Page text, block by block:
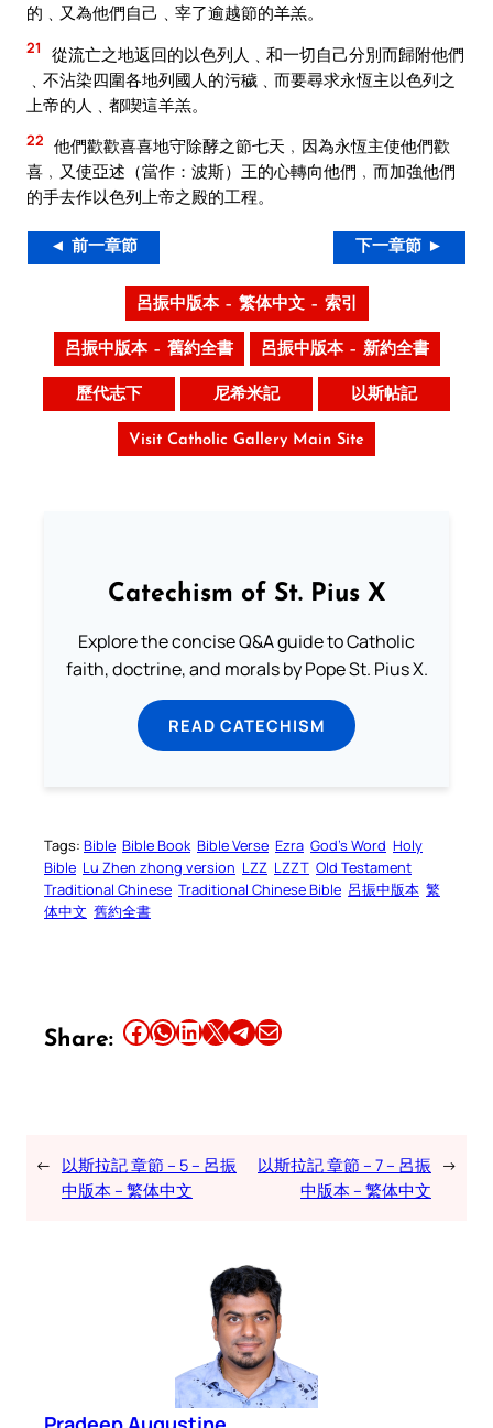
的﹑又為他們自己﹑宰了逾越節的羊羔。
21
從流亡之地返回的以色列人﹑和一切自己分別而歸附他們
﹑不沾染四圍各地列國人的污穢﹑而要尋求永恆主以色列之
上帝的人﹑都喫這羊羔。
22 他們歡歡喜喜地守除酵之節七天﹐因為永恆主使他們歡
喜﹐又使亞述（當作：波斯）王的心轉向他們﹐而加強他們
的手去作以色列上帝之殿的工程。
◄ 前一章節 下一章節 ►
呂振中版本 – 繁体中文 – 索引
呂振中版本 – 舊約全書 呂振中版本 – 新約全書
歷代志下 尼希米記 以斯帖記
Visit Catholic Gallery Main Site
Catechism of St. Pius X
Explore the concise Q&A guide to Catholic
faith, doctrine, and morals by Pope St. Pius X.
READ CATECHISM
Tags: Bible Bible Book Bible Verse Ezra God’s Word Holy
Bible Lu Zhen zhong version LZZ LZZT Old Testament
Traditional Chinese Traditional Chinese Bible 呂振中版本 繁
体中文 舊約全書
Share: Share this article on Facebook Share this article on WhatsApp Share this article on LinkedIn Share this article on X Share this article on TelegramEmail this Article
← 以斯拉記 章節 – 5 – 呂振
中版本 – 繁体中文
以斯拉記 章節 – 7 – 呂振
中版本 – 繁体中文
→